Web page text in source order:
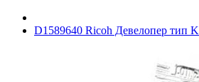
D1589640 Ricoh Девелопер тип K